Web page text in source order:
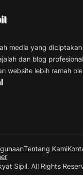
media yang
dan blog
website lebih ramah
Tentang Kami
Sipil. All Rights